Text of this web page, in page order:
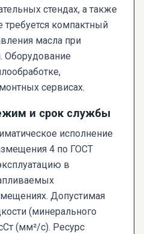
стендах, а также
компактный
масла при
Оборудование
сервисах.
и срок службы
исполнение
4 по ГОСТ
в
Допустимая
(минерального
(мм²/с). Ресурс